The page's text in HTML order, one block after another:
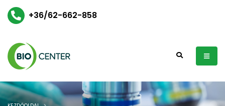
+36/62-662-858